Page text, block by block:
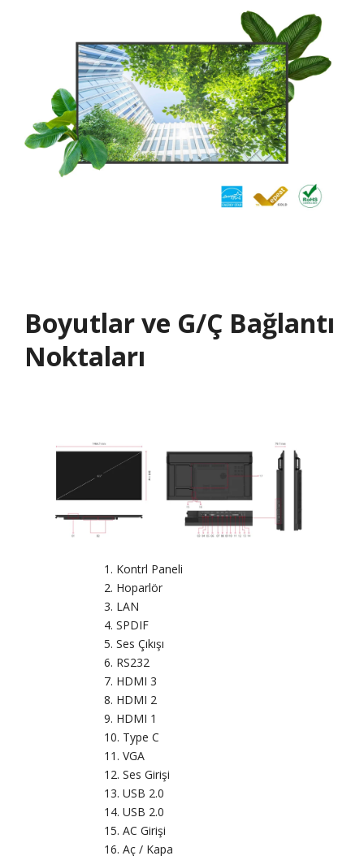
Boyutlar ve G/Ç Bağlantı
Noktaları
Kontrl Paneli
Hoparlör
LAN
SPDIF
Ses Çıkışı
RS232
HDMI 3
HDMI 2
HDMI 1
Type C
VGA
Ses Girişi
USB 2.0
USB 2.0
AC Girişi
Aç / Kapa